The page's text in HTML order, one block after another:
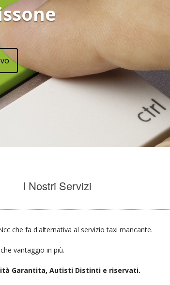
I Nostri Servizi
che fa d'alternativa al servizio taxi mancante.
vantaggio in più.
Garantita, Autisti Distinti e riservati.